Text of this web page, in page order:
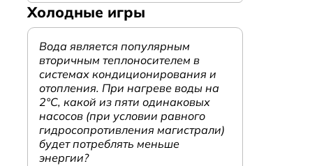
Холодные игры
Вода является популярным
вторичным теплоносителем в
системах кондиционирования и
отопления. При нагреве воды на
2°С, какой из пяти одинаковых
насосов (при условии равного
гидросопротивления магистрали)
будет потреблять меньше
энергии?